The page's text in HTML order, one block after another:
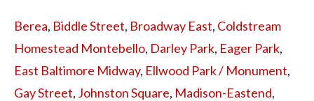
Berea, Biddle Street, Broadway East, Coldstream
Homestead Montebello, Darley Park, Eager Park,
East Baltimore Midway, Ellwood Park / Monument,
Gay Street, Johnston Square, Madison-Eastend,